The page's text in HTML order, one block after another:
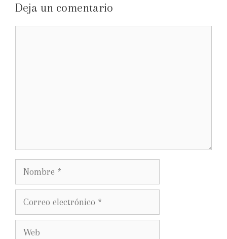
Deja un comentario